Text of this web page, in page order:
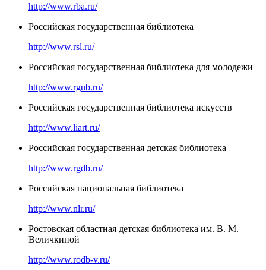
http://www.rba.ru/
Российская государственная библиотека
http://www.rsl.ru/
Российская государственная библиотека для молодежи
http://www.rgub.ru/
Российская государственная библиотека искусств
http://www.liart.ru/
Российская государственная детская библиотека
http://www.rgdb.ru/
Российская национальная библиотека
http://www.nlr.ru/
Ростовская областная детская библиотека им. В. М.
Величкиной
http://www.rodb-v.ru/